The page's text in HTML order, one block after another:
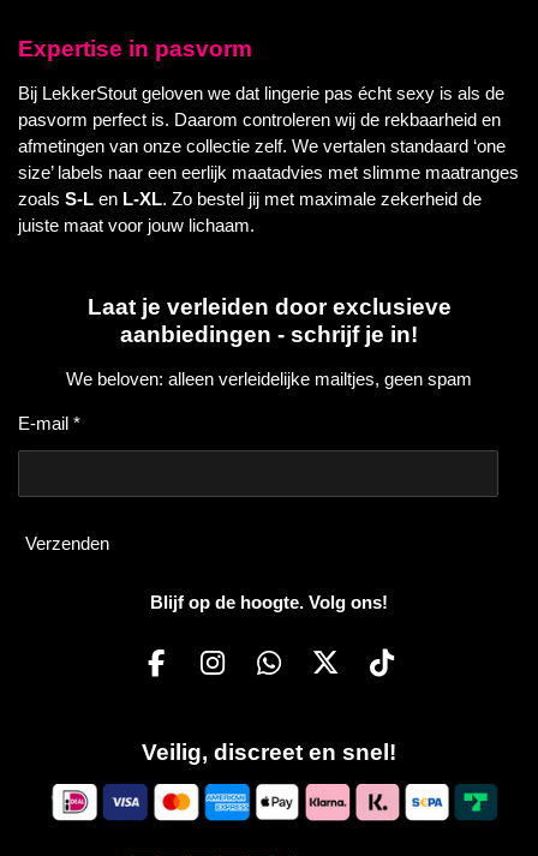
Expertise in pasvorm
Bij LekkerStout geloven we dat lingerie pas écht sexy is als de
pasvorm perfect is. Daarom controleren wij de rekbaarheid en
afmetingen van onze collectie zelf. We vertalen standaard ‘one
size’ labels naar een eerlijk maatadvies met slimme maatranges
zoals S-L en L-XL. Zo bestel jij met maximale zekerheid de
juiste maat voor jouw lichaam.
Laat je verleiden door exclusieve
aanbiedingen - schrijf je in!
We beloven: alleen verleidelijke mailtjes, geen spam
E-mail *
Verzenden
Blijf op de hoogte. Volg ons!
F
e
b
o
I
t
a
g
W
t
s
A
X
T
T
o
k
Veilig, discreet en snel!